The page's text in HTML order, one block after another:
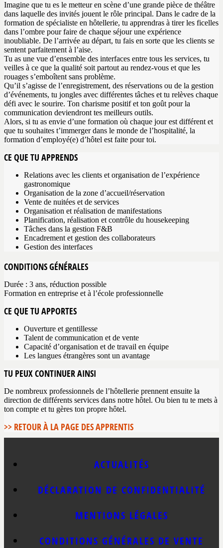
Imagine que tu es le metteur en scène d’une grande pièce de théâtre
dans laquelle des invités jouent le rôle principal. Dans le cadre de la
formation de spécialiste en hôtellerie, tu apprendras à tirer les ficelles
dans l’ombre pour faire de chaque séjour une expérience
inoubliable. De l’arrivée au départ, tu fais en sorte que les clients se
sentent parfaitement à l’aise.
Tu as une vue d’ensemble des interfaces entre tous les services, tu
veilles à ce que la qualité soit partout au rendez-vous et que les
rouages s’emboîtent sans problème.
Qu’il s’agisse de l’enregistrement, des réservations ou de la gestion
d’événements, tu jongles avec différentes tâches et tu relèves chaque
défi avec le sourire. Ton charisme positif et ton goût pour la
communication deviendront tes meilleurs outils.
Alors, si tu as envie d’une formation où chaque jour est différent et
que tu souhaites t’immerger dans le monde de l’hospitalité, la
formation d’employé(e) d’hôtel est faite pour toi.
CE QUE TU APPRENDS
Relations avec les clients et organisation de l’expérience
gastronomique
Organisation de la zone d’accueil/réservation
Vente de nuitées et de services
Organisation et réalisation de manifestations
Planification, réalisation et contrôle du housekeeping
Tâches dans la gestion F&B
Encadrement et gestion des collaborateurs
Gestion des interfaces
CONDITIONS GÉNÉRALES
Durée : 3 ans, réduction possible
Formation en entreprise et à l’école professionnelle
CE QUE TU APPORTES
Ouverture et gentillesse
Talent de communication et de vente
Capacité d’organisation et de travail en équipe
Les langues étrangères sont un avantage
TU PEUX CONTINUER AINSI
De nombreux professionnels de l’hôtellerie prennent ensuite la
direction de différents services dans notre hôtel. Ou bien tu te mets à
ton compte et tu gères ton propre hôtel.
>> RETOUR À LA PAGE DES APPRENTIS
ACTUALITÉS
DÉCLARATION DE CONFIDENTIALITÉ
MENTIONS LÉGALES
CONDITIONS GÉNÉRALES DE VENTE